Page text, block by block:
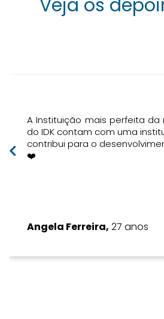
Veja os
A Instituição mais perfeita da
do IDK contam com uma
contribui para o
❤️
Angela Ferreira, 27 anos